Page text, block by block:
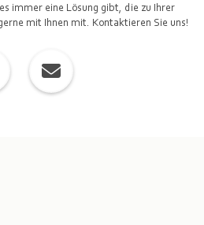
immer eine Lösung gibt, die zu Ihrer
mit Ihnen mit. Kontaktieren Sie uns!